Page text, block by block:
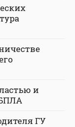
и
ГУ